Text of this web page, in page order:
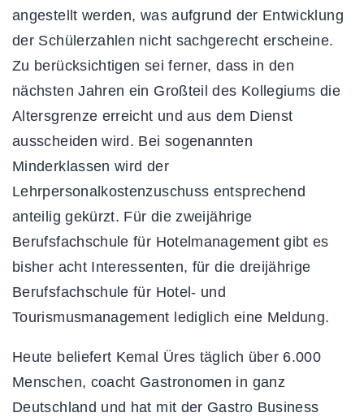
angestellt werden, was aufgrund der Entwicklung
der Schülerzahlen nicht sachgerecht erscheine.
Zu berücksichtigen sei ferner, dass in den
nächsten Jahren ein Großteil des Kollegiums die
Altersgrenze erreicht und aus dem Dienst
ausscheiden wird. Bei sogenannten
Minderklassen wird der
Lehrpersonalkostenzuschuss entsprechend
anteilig gekürzt. Für die zweijährige
Berufsfachschule für Hotelmanagement gibt es
bisher acht Interessenten, für die dreijährige
Berufsfachschule für Hotel- und
Tourismusmanagement lediglich eine Meldung.
Heute beliefert Kemal Üres täglich über 6.000
Menschen, coacht Gastronomen in ganz
Deutschland und hat mit der Gastro Business